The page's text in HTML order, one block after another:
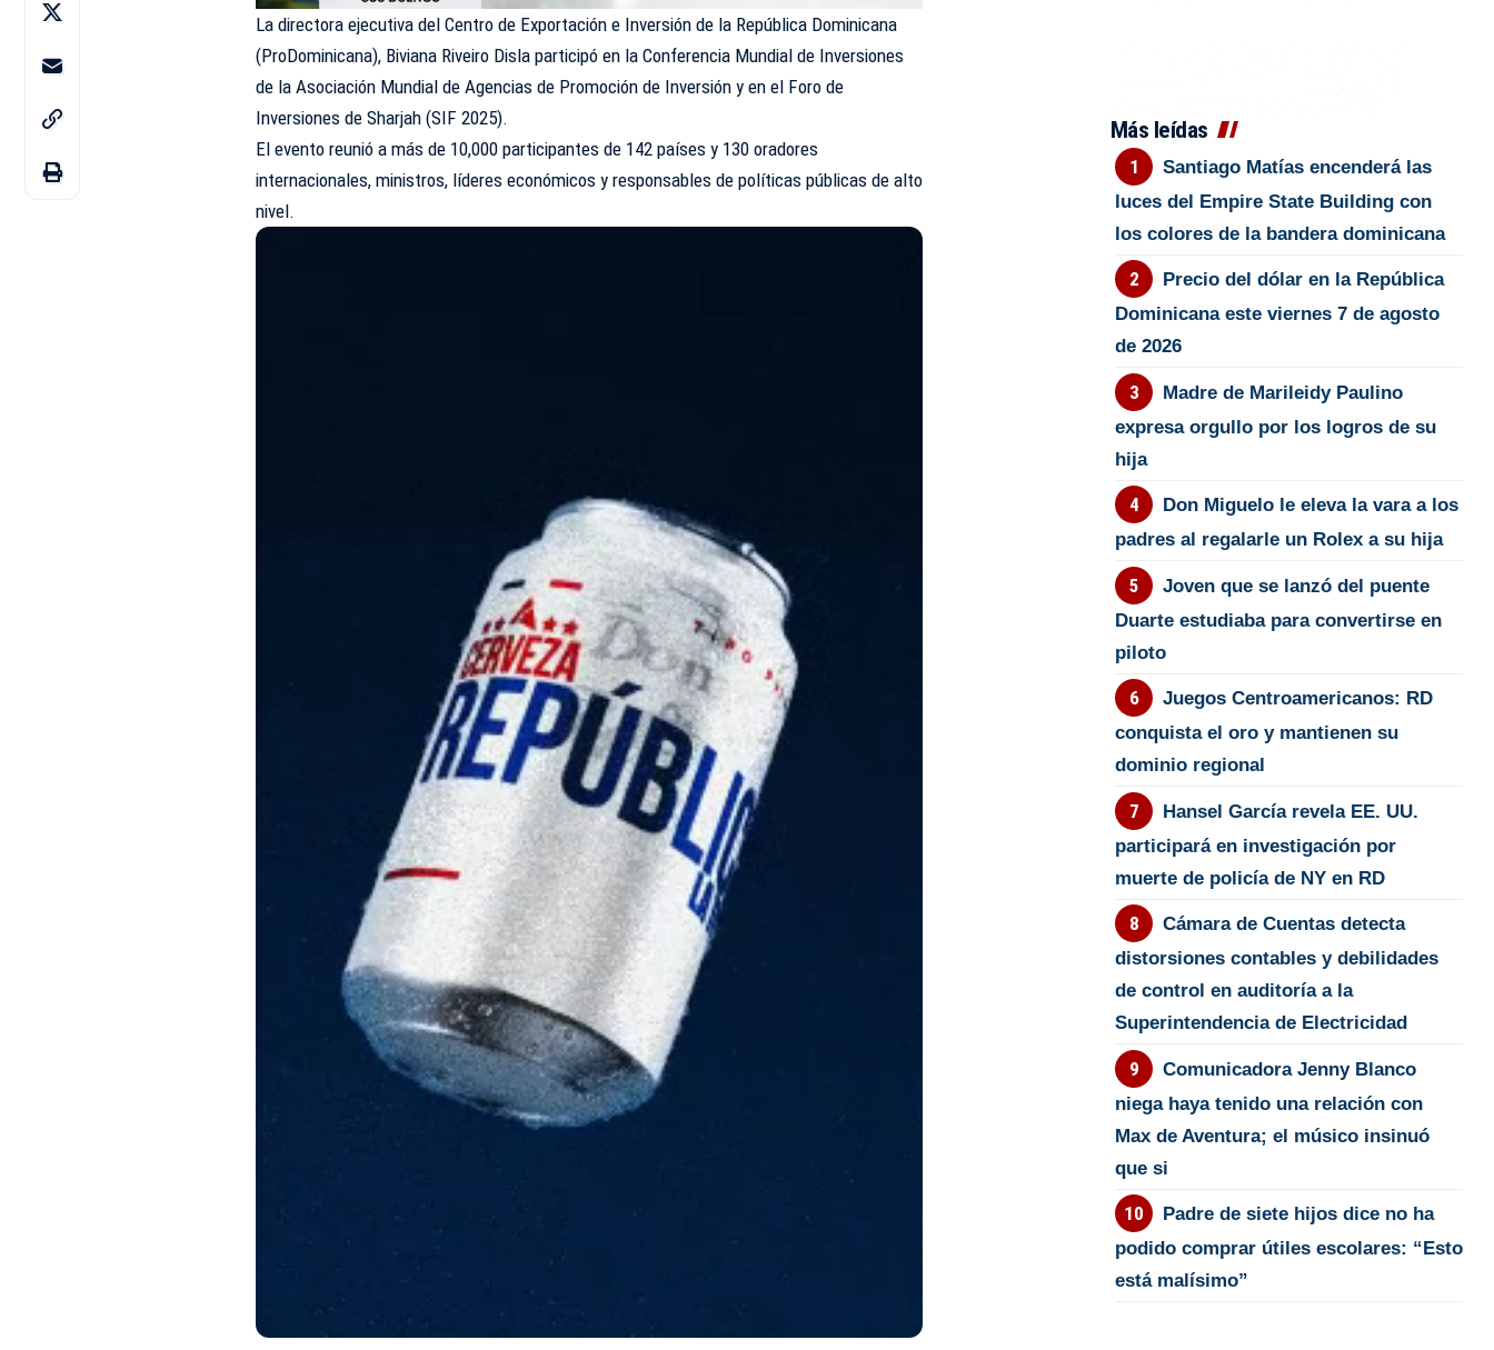
La directora ejecutiva del Centro de Exportación e Inversión de la República Dominicana
(ProDominicana), Biviana Riveiro Disla participó en la Conferencia Mundial de Inversiones
de la Asociación Mundial de Agencias de Promoción de Inversión y en el Foro de
Inversiones de Sharjah (SIF 2025).
El evento reunió a más de 10,000 participantes de 142 países y 130 oradores
internacionales, ministros, líderes económicos y responsables de políticas públicas de alto
nivel.
Más leídas
Santiago Matías encenderá las
luces del Empire State Building con
los colores de la bandera dominicana
Precio del dólar en la República
Dominicana este viernes 7 de agosto
de 2026
Madre de Marileidy Paulino
expresa orgullo por los logros de su
hija
Don Miguelo le eleva la vara a los
padres al regalarle un Rolex a su hija
Joven que se lanzó del puente
Duarte estudiaba para convertirse en
piloto
Juegos Centroamericanos: RD
conquista el oro y mantienen su
dominio regional
Hansel García revela EE. UU.
participará en investigación por
muerte de policía de NY en RD
Cámara de Cuentas detecta
distorsiones contables y debilidades
de control en auditoría a la
Superintendencia de Electricidad
Comunicadora Jenny Blanco
niega haya tenido una relación con
Max de Aventura; el músico insinuó
que si
Padre de siete hijos dice no ha
podido comprar útiles escolares: “Esto
está malísimo”